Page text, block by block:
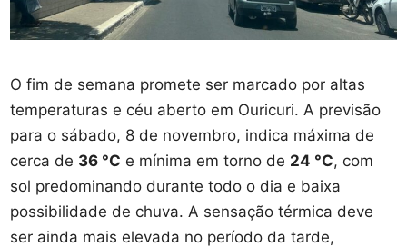
O fim de semana promete ser marcado por altas
temperaturas e céu aberto em Ouricuri. A previsão
para o sábado, 8 de novembro, indica máxima de
cerca de 36 °C e mínima em torno de 24 °C, com
sol predominando durante todo o dia e baixa
possibilidade de chuva. A sensação térmica deve
ser ainda mais elevada no período da tarde,